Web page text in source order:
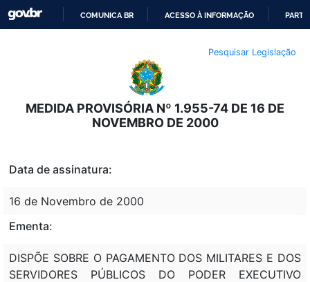
O
CONTEÚDO
COMUNICA BR ACESSO À INFORMAÇÃO
Pesquisar Legislação
MEDIDA PROVISÓRIA Nº 1.955-74 DE 16 DE
NOVEMBRO DE 2000
Data de assinatura:
16 de Novembro de 2000
Ementa:
DISPÕE SOBRE O PAGAMENTO DOS MILITARES E DOS
SERVIDORES PÚBLICOS DO PODER EXECUTIVO